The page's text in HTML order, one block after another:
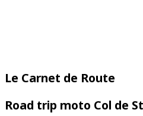
Le Carnet de Route
Road trip moto Col de